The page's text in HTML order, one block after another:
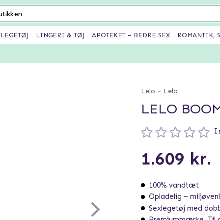
Lelo - Lelo
LELO
1.609 kr.
100% vandtæt
Opladelig –
Sexlegetøj med
LINGERI & TØJ APOTEKET – BEDRE SEX ROMANTIK,